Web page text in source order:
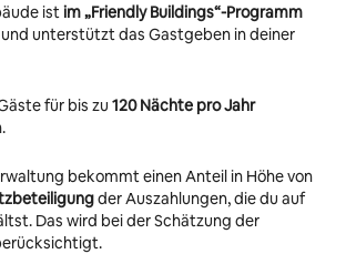
istim „Friendly Buildings“-Programm
und unterstützt das Gastgeben in deiner
für bis zu 120 Nächte pro Jahr
bekommt einen Anteil in Höhe von
der Auszahlungen, die du auf
Das wird bei der Schätzung der